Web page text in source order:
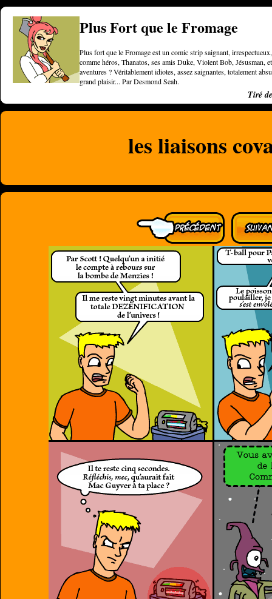
Plus Fort que le Fromage
Plus fort que le Fromage est un comic strip saignant,
comme héros, Thanatos, ses amis Duke, Violent Bob, Jésusman,
aventures ? Véritablement idiotes, assez saignantes, totalement
grand plaisir... Par Desmond Seah.
Tiré
les liaisons